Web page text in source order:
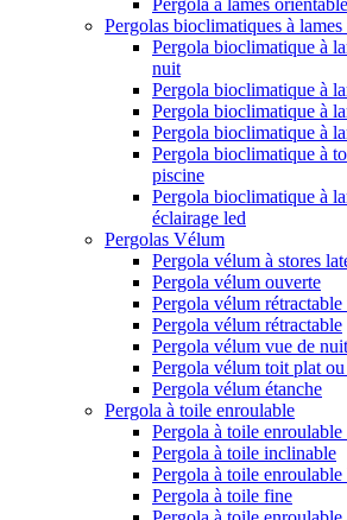
Pergola à lames
Pergolas bioclimatiques à lames
Pergola bioclimatique à
nuit
Pergola bioclimatique à
Pergola bioclimatique à
Pergola bioclimatique à
Pergola bioclimatique à
piscine
Pergola bioclimatique à
éclairage led
Pergolas Vélum
Pergola vélum à stores
Pergola vélum ouverte
Pergola vélum
Pergola vélum rétractable
Pergola vélum vue de nuit
Pergola vélum toit plat ou
Pergola vélum étanche
Pergola à toile enroulable
Pergola à toile enroulable
Pergola à toile inclinable
Pergola à toile enroulable
Pergola à toile fine